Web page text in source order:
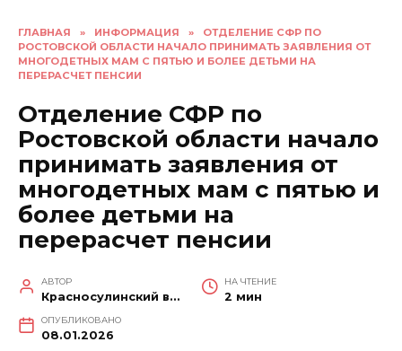
ГЛАВНАЯ » ИНФОРМАЦИЯ »
ОТДЕЛЕНИЕ СФР ПО
РОСТОВСКОЙ ОБЛАСТИ НАЧАЛО ПРИНИМАТЬ ЗАЯВЛЕНИЯ ОТ
МНОГОДЕТНЫХ МАМ С ПЯТЬЮ И БОЛЕЕ ДЕТЬМИ НА
ПЕРЕРАСЧЕТ ПЕНСИИ
Отделение СФР по
Ростовской области начало
принимать заявления от
многодетных мам с пятью и
более детьми на
перерасчет пенсии
АВТОР
Красносулинский вестник
НА ЧТЕНИЕ
2 мин
ОПУБЛИКОВАНО
08.01.2026